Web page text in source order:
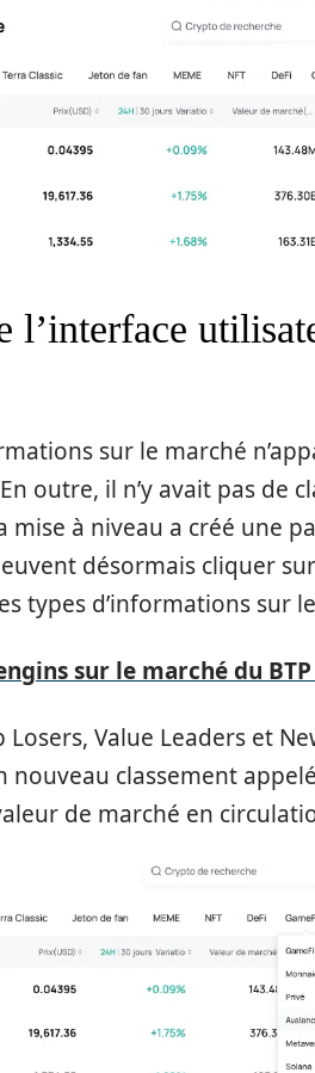
sur le marché
outre, il n’y avait pas de
mise à niveau a créé une
désormais cliquer
types d’informations sur
sur le marché du
Losers, Value Leaders et
classement
de marché en